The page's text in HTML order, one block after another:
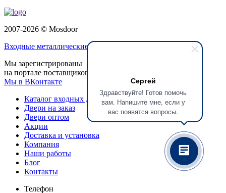
Сергей
Здравствуйте! Готов помочь
вам. Напишите мне, если у
вас появятся вопросы.
2007-2026 © Mosdoor
Входные металлические двери
Мы зарегистрированы
на портале поставщиков
Мы в ВКонтакте
Каталог входных дверей
Двери на заказ
Двери оптом
Акции
Доставка и установка
Компания
Наши работы
Блог
Контакты
Телефон